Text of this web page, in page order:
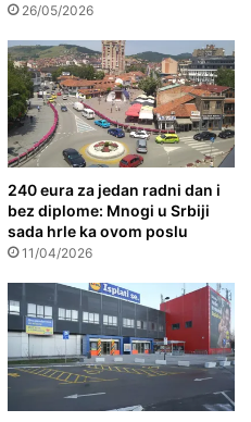
26/05/2026
240 eura za jedan radni dan i
bez diplome: Mnogi u Srbiji
sada hrle ka ovom poslu
11/04/2026